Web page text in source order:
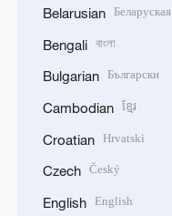
Belarusian Беларуская
Bengali বাংলা
Bulgarian Български
Cambodian ខ្មែរ
Croatian Hrvatski
Czech Český
English English